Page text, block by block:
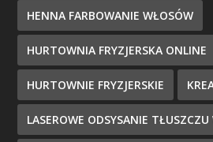
HENNA FARBOWANIE WŁOSÓW
HURTOWNIA FRYZJERSKA ONLINE
HURTOWNIE FRYZJERSKIE
LASEROWE ODSYSANIE